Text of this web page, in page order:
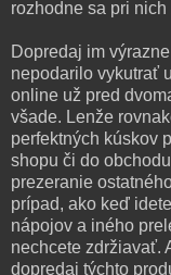
rozhodne sa pri nich
Dopredaj im
nepodarilo vykutrať
online už pred
všade. Lenže
perfektných kúskov
shopu či do
prezeranie
prípad, ako keď
nápojov a iného
nechcete zdržiavať.
dopredaj týchto